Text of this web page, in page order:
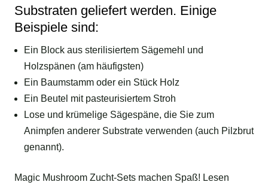
Substraten geliefert werden. Einige
Beispiele sind:
Ein Block aus sterilisiertem Sägemehl und
Holzspänen (am häufigsten)
Ein Baumstamm oder ein Stück Holz
Ein Beutel mit pasteurisiertem Stroh
Lose und krümelige Sägespäne, die Sie zum
Animpfen anderer Substrate verwenden (auch Pilzbrut
genannt).
Magic Mushroom Zucht-Sets machen Spaß! Lesen